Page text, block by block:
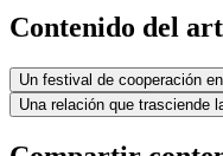
Contenido del
Un festival de cooperación
Una relación que trasciende